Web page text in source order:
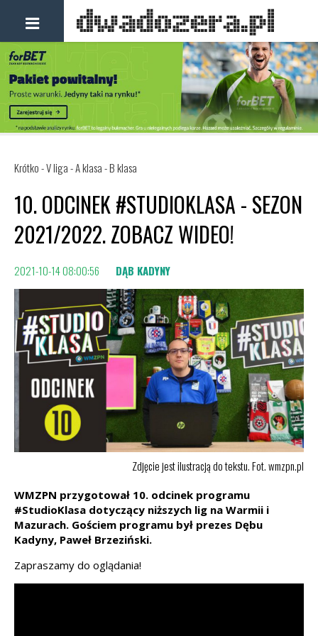
Krótko - V liga - A klasa - B klasa
10. ODCINEK #STUDIOKLASA - SEZON
2021/2022. ZOBACZ WIDEO!
2021-10-14 08:00:56 DĄB KADYNY
Zdjęcie jest ilustracją do tekstu. Fot. wmzpn.pl
WMZPN przygotował 10. odcinek programu
#StudioKlasa dotyczący niższych lig na Warmii i
Mazurach. Gościem programu był prezes Dębu
Kadyny, Paweł Brzeziński.
Zapraszamy do oglądania!